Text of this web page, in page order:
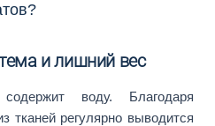
и лишний вес
воду. Благодаря
тканей регулярно выводится